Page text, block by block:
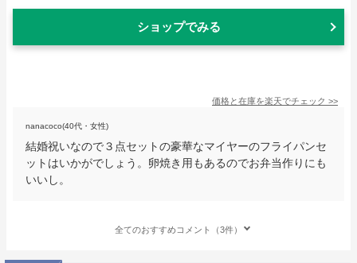
ショップでみる
価格と在庫を楽天でチェック >>
nanacoco(40代・女性)
結婚祝いなので３点セットの豪華なマイヤーのフライパンセ
ットはいかがでしょう。卵焼き用もあるのでお弁当作りにも
いいし。
全てのおすすめコメント（3件）